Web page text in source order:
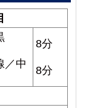
／中
8分
8分